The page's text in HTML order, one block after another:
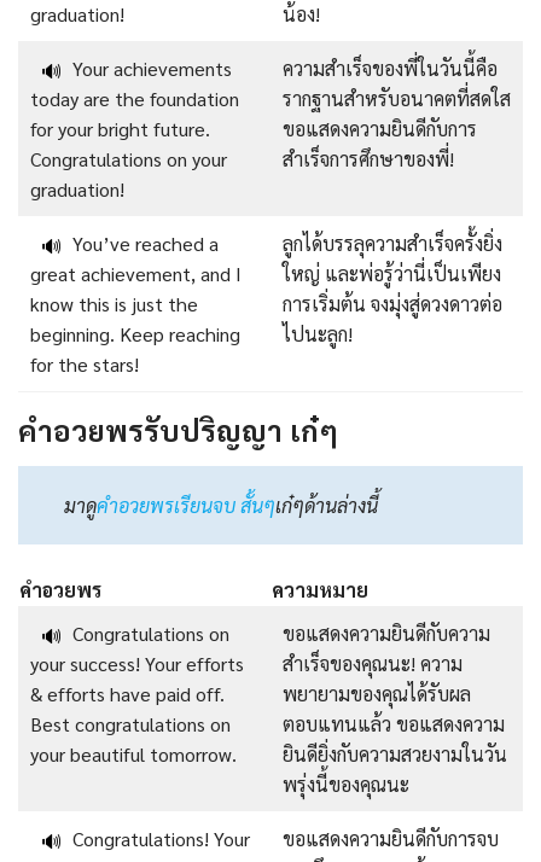
graduation!
น้อง!
🔊 Your achievements
today are the foundation
for your bright future.
Congratulations on your
graduation!
ความสำเร็จของพี่ในวันนี้คือ
รากฐานสำหรับอนาคตที่สดใส
ขอแสดงความยินดีกับการ
สำเร็จการศึกษาของพี่!
🔊 You’ve reached a
great achievement, and I
know this is just the
beginning. Keep reaching
for the stars!
ลูกได้บรรลุความสำเร็จครั้งยิ่ง
ใหญ่ และพ่อรู้ว่านี่เป็นเพียง
การเริ่มต้น จงมุ่งสู่ดวงดาวต่อ
ไปนะลูก!
คําอวยพรรับปริญญา เก๋ๆ
มาดูคําอวยพรเรียนจบ สั้นๆเก๋ๆด้านล่างนี้
คำอวยพร
ความหมาย
🔊 Congratulations on
your success! Your efforts
& efforts have paid off.
Best congratulations on
your beautiful tomorrow.
ขอแสดงความยินดีกับความ
สำเร็จของคุณนะ! ความ
พยายามของคุณได้รับผล
ตอบแทนแล้ว ขอแสดงความ
ยินดียิ่งกับความสวยงามในวัน
พรุ่งนี้ของคุณนะ
🔊 Congratulations! Your
ขอแสดงความยินดีกับการจบ